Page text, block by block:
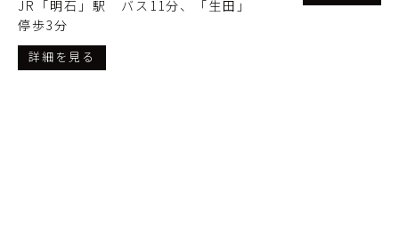
JR「明石」駅 バス11分、「生田」
停歩3分
詳細を見る